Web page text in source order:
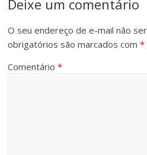
Deixe um comentário
O seu endereço de e-mail não
obrigatórios são marcados com*
Comentário*